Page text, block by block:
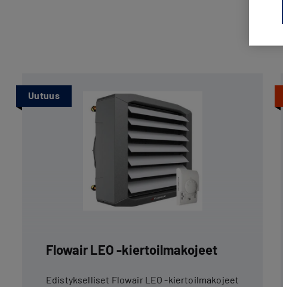
Uutuus
Flowair LEO -kiertoilmakojeet
Edistykselliset Flowair LEO -kiertoilmakojeet